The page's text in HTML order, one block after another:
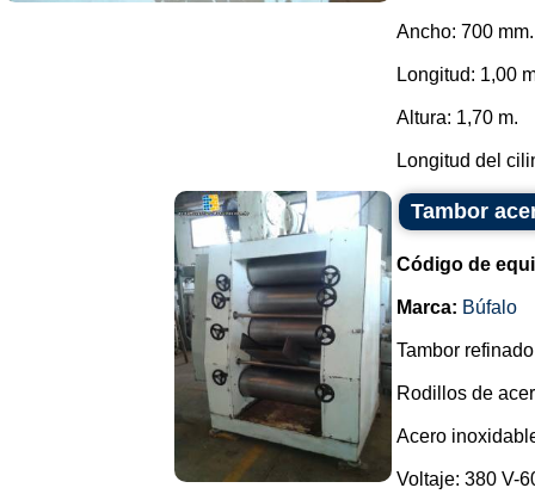
Ancho: 700 mm.
Longitud: 1,00
Altura: 1,70 m.
Longitud del
Tambor
Código de
Marca: Búfalo
Tambor
Rodillos de
Acero
Voltaje: 380 V-